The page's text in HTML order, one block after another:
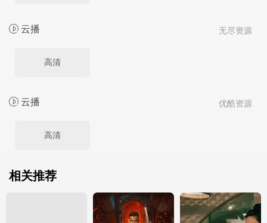
无尽资源
云播
高清
优酷资源
云播
高清
相关推荐